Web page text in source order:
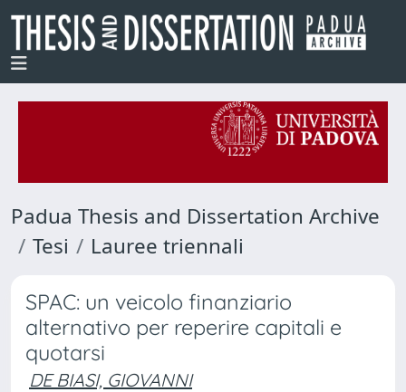
Padua Thesis and Dissertation Archive
Tesi
Lauree triennali
SPAC: un veicolo finanziario
alternativo per reperire capitali e
quotarsi
DE BIASI, GIOVANNI